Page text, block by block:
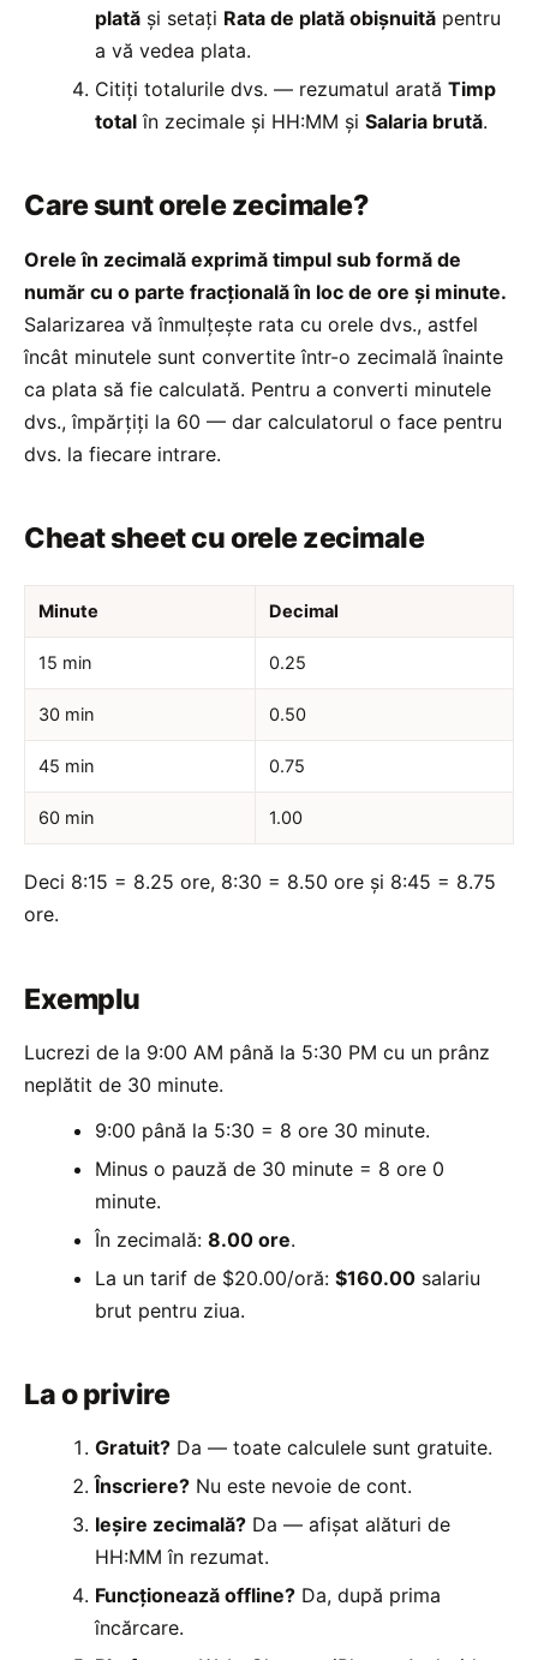
plată și setați Rata de plată obișnuită pentru
a vă vedea plata.
Citiți totalurile dvs. — rezumatul aratăTimp
total în zecimale și HH:MM șiSalaria brută.
Care sunt orele zecimale?
Orele în zecimală exprimă timpul sub formă de
număr cu o parte fracțională în loc de ore și minute.
Salarizarea vă înmulțește rata cu orele dvs., astfel
încât minutele sunt convertite într-o zecimală înainte
ca plata să fie calculată. Pentru a converti minutele
dvs., împărțiți la 60 — dar calculatorul o face pentru
dvs. la fiecare intrare.
Cheat sheet cu orele zecimale
Minute Decimal
15 min 0.25
30 min 0.50
45 min 0.75
60 min 1.00
Deci 8:15 = 8.25 ore, 8:30 = 8.50 ore și 8:45 = 8.75
ore.
Exemplu
Lucrezi de la 9:00 AM până la 5:30 PM cu un prânz
neplătit de 30 minute.
9:00 până la 5:30 = 8 ore 30 minute.
Minus o pauză de 30 minute = 8 ore 0
minute.
În zecimală:8.00 ore.
La un tarif de $20.00/oră:$160.00 salariu
brut pentru ziua.
La o privire
Gratuit? Da — toate calculele sunt gratuite.
Înscriere? Nu este nevoie de cont.
Ieșire zecimală? Da — afișat alături de
HH:MM în rezumat.
Funcționează offline? Da, după prima
încărcare.